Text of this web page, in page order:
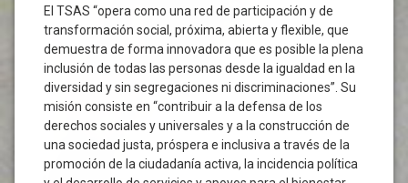
El TSAS “opera como una red de participación y de
transformación social, próxima, abierta y flexible, que
demuestra de forma innovadora que es posible la plena
inclusión de todas las personas desde la igualdad en la
diversidad y sin segregaciones ni discriminaciones”. Su
misión consiste en “contribuir a la defensa de los
derechos sociales y universales y a la construcción de
una sociedad justa, próspera e inclusiva a través de la
promoción de la ciudadanía activa, la incidencia política